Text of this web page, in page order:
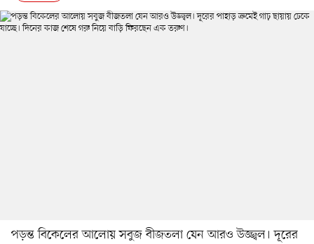
পড়ন্ত বিকেলের আলোয় সবুজ বীজতলা যেন আরও উজ্জ্বল। দূরের